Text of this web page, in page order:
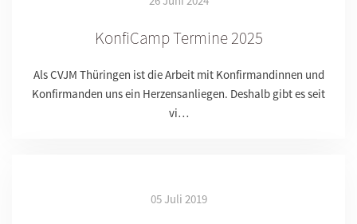
KonfiCamp Termine 2025
Als CVJM Thüringen ist die Arbeit mit Konfirmandinnen und
Konfirmanden uns ein Herzensanliegen. Deshalb gibt es seit
vi…
05 Juli 2019